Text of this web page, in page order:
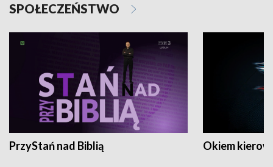
SPOŁECZEŃSTWO
PrzyStań nad Biblią Okiem